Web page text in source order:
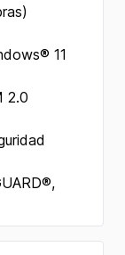
11
2.0